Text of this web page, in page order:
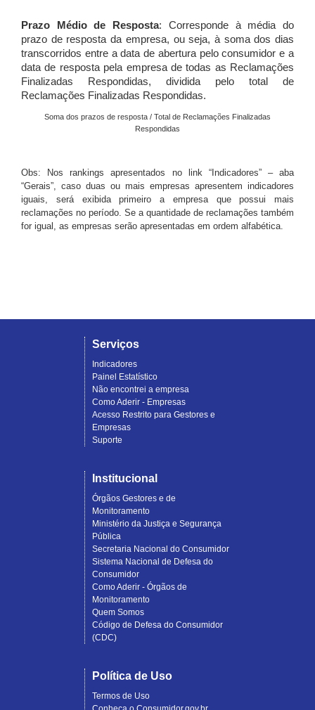
Prazo Médio de Resposta: Corresponde à média do
prazo de resposta da empresa, ou seja, à soma dos dias
transcorridos entre a data de abertura pelo consumidor e a
data de resposta pela empresa de todas as Reclamações
Finalizadas Respondidas, dividida pelo total de
Reclamações Finalizadas Respondidas.
Soma dos prazos de resposta / Total de Reclamações Finalizadas
Respondidas
Obs: Nos rankings apresentados no link “Indicadores” – aba
“Gerais”, caso duas ou mais empresas apresentem indicadores
iguais, será exibida primeiro a empresa que possui mais
reclamações no período. Se a quantidade de reclamações também
for igual, as empresas serão apresentadas em ordem alfabética.
Serviços
Indicadores
Painel Estatístico
Não encontrei a empresa
Como Aderir - Empresas
Acesso Restrito para Gestores e
Empresas
Suporte
Institucional
Órgãos Gestores e de
Monitoramento
Ministério da Justiça e Segurança
Pública
Secretaria Nacional do Consumidor
Sistema Nacional de Defesa do
Consumidor
Como Aderir - Órgãos de
Monitoramento
Quem Somos
Código de Defesa do Consumidor
(CDC)
Política de Uso
Termos de Uso